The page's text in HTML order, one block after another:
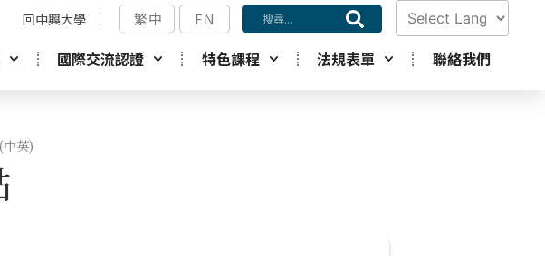
回中興大學 繁中 EN
Powered by
Translate
國際交流認證 特色課程 法規表單 聯絡我們
英)